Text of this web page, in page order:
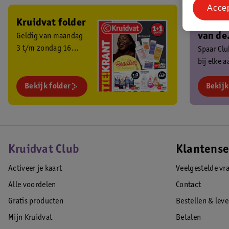
Kruidvat folder
Geldig van maandag
3 t/m zondag 16
Bekijk folder
Ben
van de
Club?
Spaar
bij elke
Kruidvat Club
Activeer je kaart
Alle voordelen
Gratis producten
Mijn Kruidvat
Veelgestelde
Contact
Bestellen &
Betalen